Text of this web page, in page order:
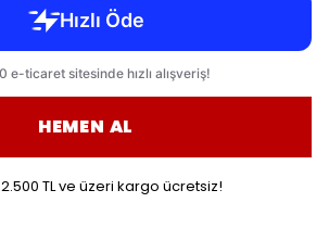
HEMEN AL
2.500 TL ve üzeri kargo ücretsiz!